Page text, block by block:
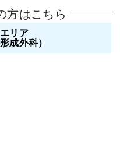
方はこちら
リア
成外科）